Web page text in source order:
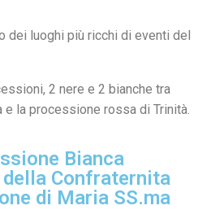
dei luoghi più ricchi di eventi del
2 nere e 2 bianche tra
la processione rossa di Trinità.
Bianca
della Confraternita
di Maria SS.ma